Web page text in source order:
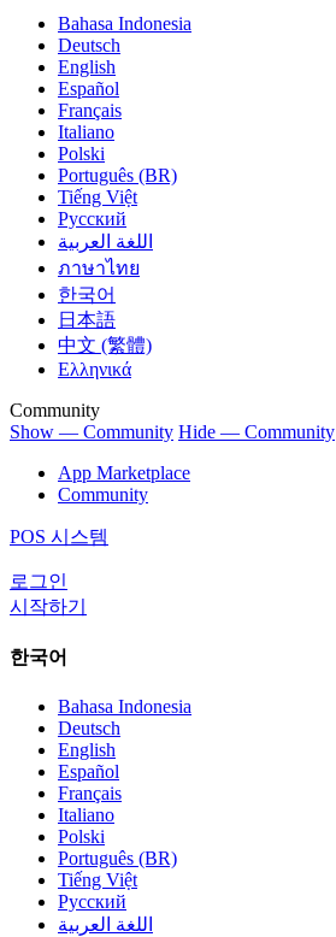
Bahasa Indonesia
Deutsch
English
Español
Français
Italiano
Polski
Português (BR)
Tiếng Việt
Русский
اللغة العربية
ภาษาไทย
한국어
日本語
中文 (繁體)
Ελληνικά
Community
Show — Community Hide — Community
App Marketplace
Community
POS 시스템
로그인
시작하기
한국어
Bahasa Indonesia
Deutsch
English
Español
Français
Italiano
Polski
Português (BR)
Tiếng Việt
Русский
اللغة العربية